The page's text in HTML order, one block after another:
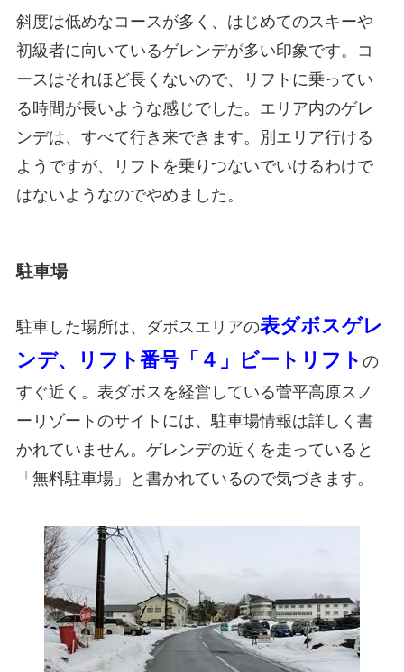
斜度は低めなコースが多く、はじめてのスキーや
初級者に向いているゲレンデが多い印象です。コ
ースはそれほど長くないので、リフトに乗ってい
る時間が長いような感じでした。エリア内のゲレ
ンデは、すべて行き来できます。別エリア行ける
ようですが、リフトを乗りつないでいけるわけで
はないようなのでやめました。
駐車場
駐車した場所は、ダボスエリアの表ダボスゲレ
ンデ、リフト番号「４」ビートリフト の
すぐ近く。表ダボスを経営している菅平高原スノ
ーリゾートのサイトには、駐車場情報は詳しく書
かれていません。ゲレンデの近くを走っていると
「無料駐車場」と書かれているので気づきます。